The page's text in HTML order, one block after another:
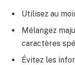
Utilisez au
Mélangez
caractères
Évitez les